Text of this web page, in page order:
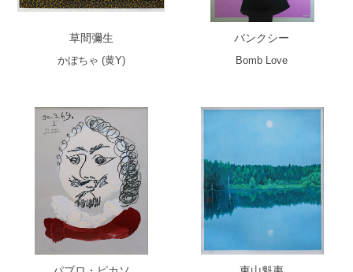
草間彌生
かぼちゃ (黄Y)
バンクシー
Bomb Love